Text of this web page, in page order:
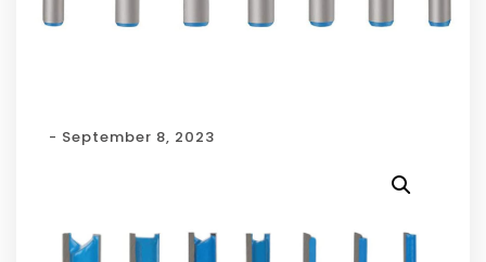
- September 8, 2023